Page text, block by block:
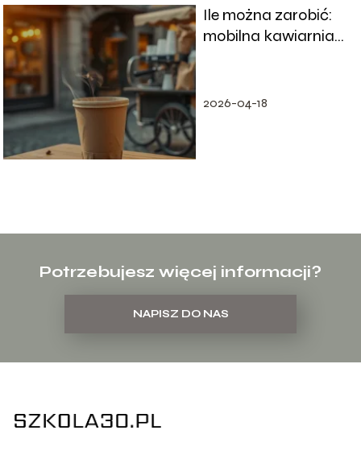
Ile można zarobić:
mobilna kawiarnia
2026-04-18
Potrzebujesz więcej informacji?
NAPISZ DO NAS